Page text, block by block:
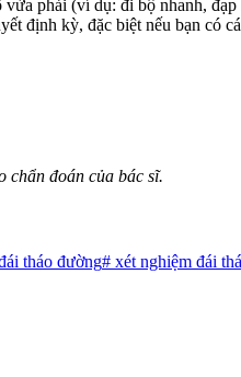
phải (ví dụ: đi bộ nhanh,
định kỳ, đặc biệt nếu bạn có
chẩn đoán của bác sĩ.
tháo đường# xét nghiệm đái